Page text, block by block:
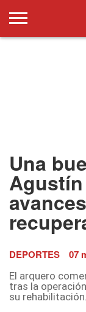
Una
DEPORTES 07
El arquero
tras la
su rehabilitación.